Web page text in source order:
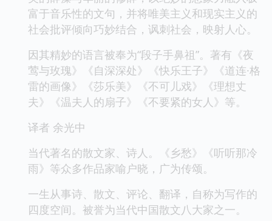
富于音乐性的文句，并将唯美主义和现实主义的
社会批评倾向巧妙结合，讽刺社会，映射人心。
因其精妙的语言被奉为“段子手鼻祖”。著有《夜
莺与玫瑰》《自深深处》《快乐王子》《道连·格
雷的画像》《莎乐美》《不可儿戏》《理想丈
夫》《温夫人的扇子》《不要紧的女人》等。
译者 余光中
当代著名的散文家、诗人。《乡愁》《听听那冷
雨》等众多作品家喻户晓，广为传颂。
一生从事诗、散文、评论、翻译，自称为写作的
四度空间。被誉为当代中国散文八大家之一。